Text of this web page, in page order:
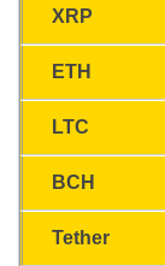
XRP
ETH
LTC
BCH
Tether